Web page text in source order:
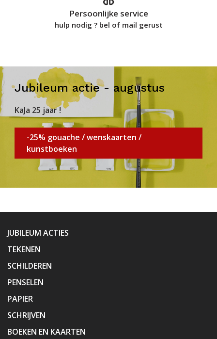
Persoonlijke service
hulp nodig ? bel of mail gerust
Jubileum actie - augustus
KaJa 25 jaar !
-25% gouache / wenskaarten /
kunstboeken
JUBILEUM ACTIES
TEKENEN
SCHILDEREN
PENSELEN
PAPIER
SCHRIJVEN
BOEKEN EN KAARTEN